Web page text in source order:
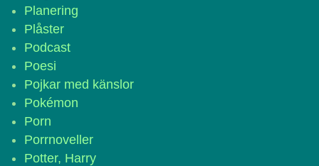
Planering
Plåster
Podcast
Poesi
Pojkar med känslor
Pokémon
Porn
Porrnoveller
Potter, Harry